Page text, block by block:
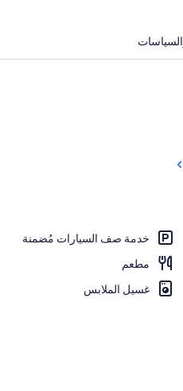
السياسات
خدمة صف السيارات مُضمنة
مطعم
غسيل الملابس